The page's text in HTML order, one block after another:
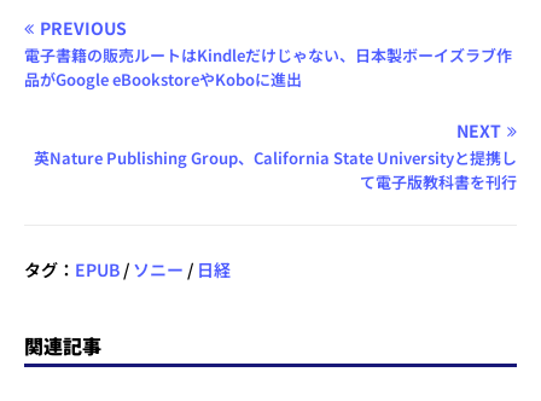
PREVIOUS
電子書籍の販売ルートはKindleだけじゃない、日本製ボーイズラブ作
品がGoogle eBookstoreやKoboに進出
NEXT
英Nature Publishing Group、California State Universityと提携し
て電子版教科書を刊行
タグ： EPUB / ソニー / 日経
関連記事